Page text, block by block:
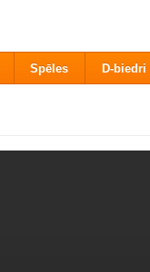
Spēles D-biedri